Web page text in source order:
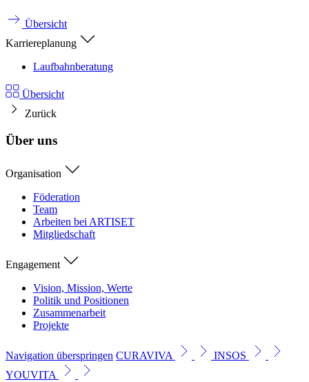
Übersicht
Karriereplanung
Laufbahnberatung
Übersicht
Zurück
Über uns
Organisation
Föderation
Team
Arbeiten bei ARTISET
Mitgliedschaft
Engagement
Vision, Mission, Werte
Politik und Positionen
Zusammenarbeit
Projekte
Navigation überspringen CURAVIVA
INSOS
YOUVITA